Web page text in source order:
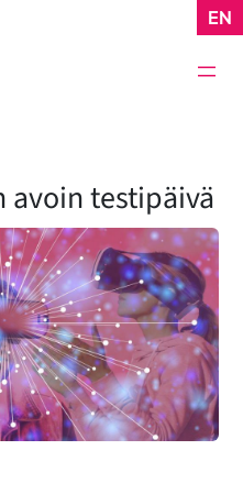
EN
avoin testipäivä